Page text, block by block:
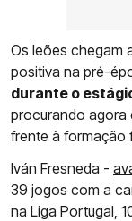
Os leões chegam
positiva na pré-
durante o
procurando agora
frente à formação
Iván Fresneda -
39 jogos com a
na Liga Portugal,